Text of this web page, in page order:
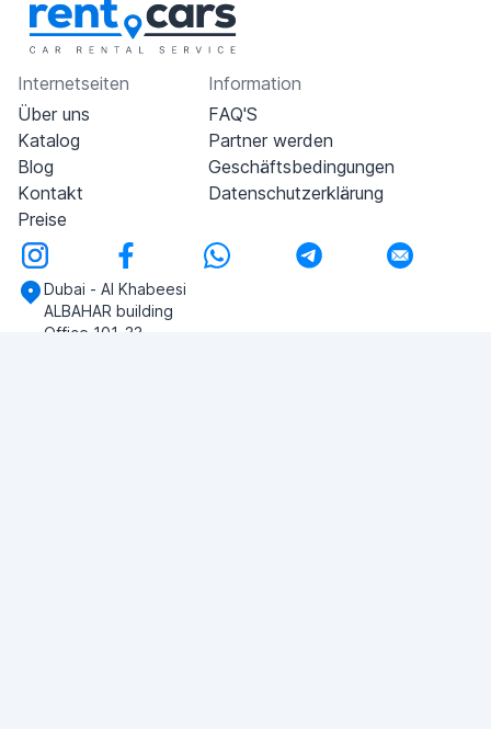
Internetseiten
Über uns
Katalog
Blog
Kontakt
Preise
Information
FAQ'S
Partner werden
Geschäftsbedingungen
Datenschutzerklärung
Dubai - Al Khabeesi
ALBAHAR building
Office 101-33